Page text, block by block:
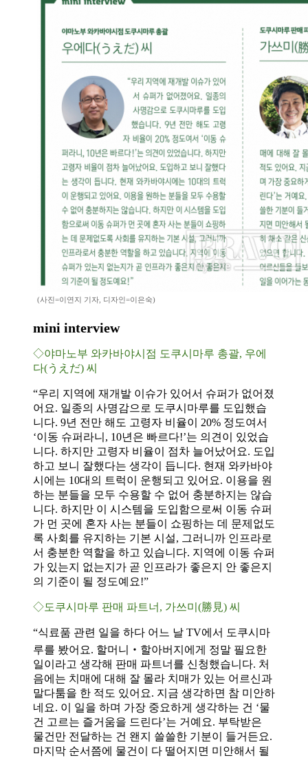
(사진=이연지 기자, 디자인=이은숙)
mini interview
◇야마노부 와카바야시점 도쿠시마루 총괄, 우에
다(うえだ) 씨
“우리 지역에 재개발 이슈가 있어서 슈퍼가 없어졌
어요. 일종의 사명감으로 도쿠시마루를 도입했습
니다. 9년 전만 해도 고령자 비율이 20% 정도여서
‘이동 슈퍼라니, 10년은 빠르다!’는 의견이 있었습
니다. 하지만 고령자 비율이 점차 늘어났어요. 도입
하고 보니 잘했다는 생각이 듭니다. 현재 와카바야
시에는 10대의 트럭이 운행되고 있어요. 이용을 원
하는 분들을 모두 수용할 수 없어 충분하지는 않습
니다. 하지만 이 시스템을 도입함으로써 이동 슈퍼
가 먼 곳에 혼자 사는 분들이 쇼핑하는 데 문제없도
록 사회를 유지하는 기본 시설, 그러니까 인프라로
서 충분한 역할을 하고 있습니다. 지역에 이동 슈퍼
가 있는지 없는지가 곧 인프라가 좋은지 안 좋은지
의 기준이 될 정도예요!”
◇도쿠시마루 판매 파트너, 가쓰미(勝見) 씨
“식료품 관련 일을 하다 어느 날 TV에서 도쿠시마
루를 봤어요. 할머니‧할아버지에게 정말 필요한
일이라고 생각해 판매 파트너를 신청했습니다. 처
음에는 치매에 대해 잘 몰라 치매가 있는 어르신과
말다툼을 한 적도 있어요. 지금 생각하면 참 미안하
네요. 이 일을 하며 가장 중요하게 생각하는 건 ‘물
건 고르는 즐거움을 드린다’는 거예요. 부탁받은
물건만 전달하는 건 왠지 쓸쓸한 기분이 들거든요.
마지막 순서쯤에 물건이 다 떨어지면 미안해서 될